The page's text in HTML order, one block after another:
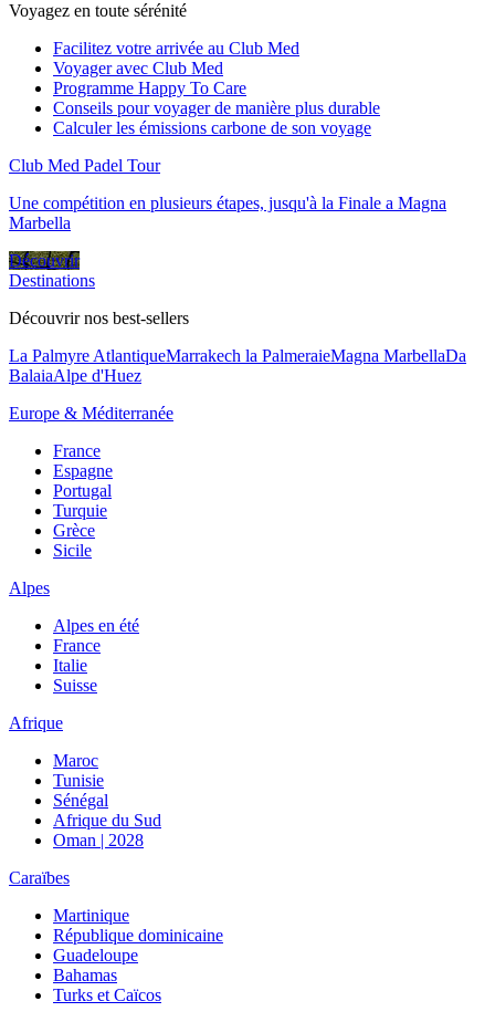
Voyagez en toute sérénité
Facilitez votre arrivée au Club Med
Voyager avec Club Med
Programme Happy To Care
Conseils pour voyager de manière plus durable
Calculer les émissions carbone de son voyage
Club Med Padel Tour
Une compétition en plusieurs étapes, jusqu'à la Finale a Magna
Marbella
Découvrir
Destinations
Découvrir nos best-sellers
La Palmyre AtlantiqueMarrakech la PalmeraieMagna MarbellaDa
BalaiaAlpe d'Huez
Europe & Méditerranée
France
Espagne
Portugal
Turquie
Grèce
Sicile
Alpes
Alpes en été
France
Italie
Suisse
Afrique
Maroc
Tunisie
Sénégal
Afrique du Sud
Oman | 2028
Caraïbes
Martinique
République dominicaine
Guadeloupe
Bahamas
Turks et Caïcos